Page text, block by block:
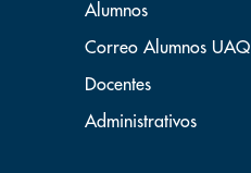
Alumnos
Correo Alumnos UAQ
Docentes
Administrativos